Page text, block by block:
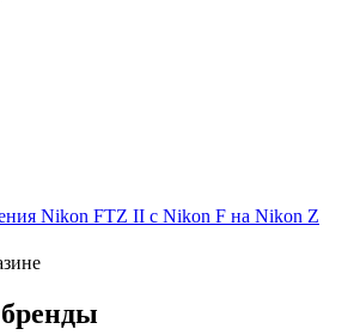
Nikon FTZ II с Nikon F на Nikon Z